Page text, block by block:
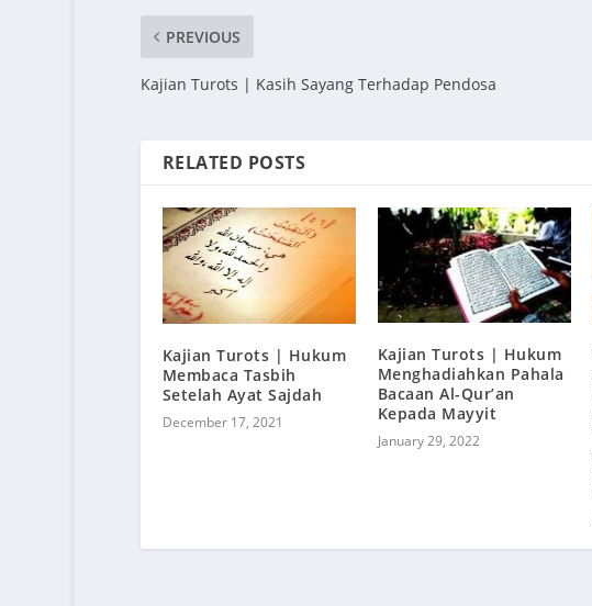
PREVIOUS
Kajian Turots | Kasih Sayang Terhadap Pendosa
RELATED POSTS
Kajian Turots | Hukum
Membaca Tasbih
Setelah Ayat Sajdah
December 17, 2021
Kajian Turots | Hukum
Menghadiahkan Pahala
Bacaan Al-Qur’an
Kepada Mayyit
January 29, 2022